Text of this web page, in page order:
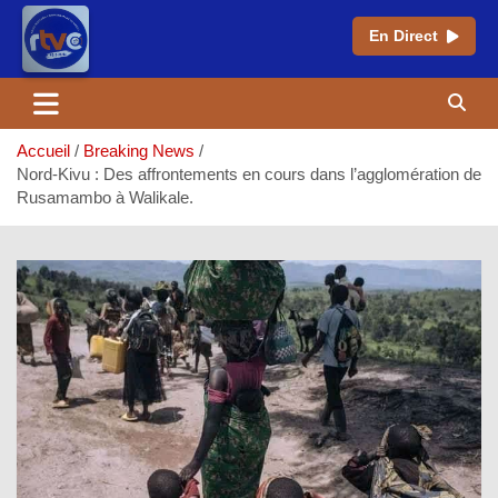
En Direct
contenu
Accueil
Breaking News
Nord-Kivu : Des affrontements en cours dans l’agglomération de
Rusamambo à Walikale.